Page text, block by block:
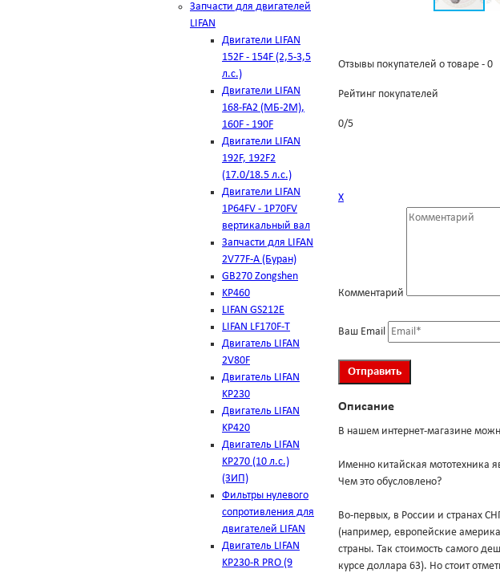
Запчасти для двигателей
LIFAN
Двигатели LIFAN
152F - 154F (2,5-3,5
л.с.)
Двигатели LIFAN
168-FA2 (МБ-2М),
160F - 190F
Двигатели LIFAN
192F, 192F2
(17.0/18.5 л.с.)
Двигатели LIFAN
1Р64FV - 1Р70FV
вертикальный вал
Запчасти для LIFAN
2V77F-A (Буран)
GB270 Zongshen
KP460
LIFAN GS212E
LIFAN LF170F-T
Двигатель LIFAN
2V80F
Двигатель LIFAN
KP230
Двигатель LIFAN
KP420
Двигатель LIFAN
KP270 (10 л.с.)
(ЗИП)
Фильтры нулевого
сопротивления для
двигателей LIFAN
Двигатель LIFAN
KP230-R PRO (9
Отзывы покупателей о товаре - 0
Рейтинг покупателей
0/5
Х
Комментарий
Ваш Email
Описание
В нашем интернет-магазине
Именно китайская мототехника
Чем это обусловлено?
Во-первых, в России и странах
(например, европейские
страны. Так стоимость самого
курсе доллара 63). Но стоит